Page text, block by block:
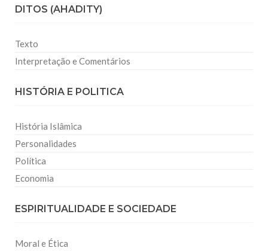
DITOS (AHADITY)
Texto
Interpretação e Comentários
HISTÓRIA E POLITICA
História Islâmica
Personalidades
Política
Economia
ESPIRITUALIDADE E SOCIEDADE
Moral e Ética